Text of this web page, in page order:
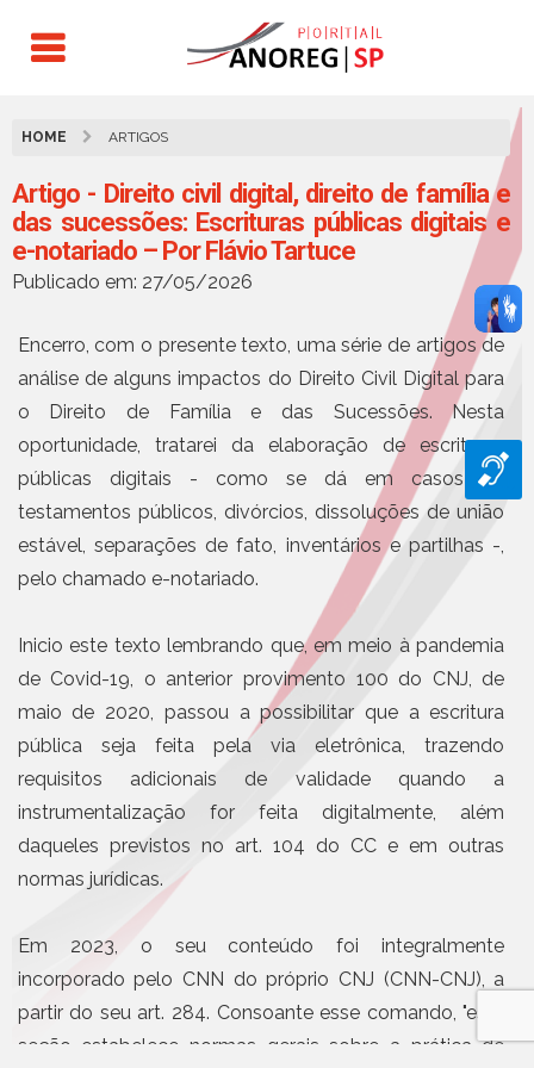
HOME ARTIGOS
Artigo - Direito civil digital, direito de família e
das sucessões: Escrituras públicas digitais e
e-notariado – Por Flávio Tartuce
Publicado em: 27/05/2026
Encerro, com o presente texto, uma série de artigos de
análise de alguns impactos do Direito Civil Digital para
o Direito de Família e das Sucessões. Nesta
oportunidade, tratarei da elaboração de escrituras
públicas digitais - como se dá em casos de
testamentos públicos, divórcios, dissoluções de união
estável, separações de fato, inventários e partilhas -,
pelo chamado e-notariado.
Inicio este texto lembrando que, em meio à pandemia
de Covid-19, o anterior provimento 100 do CNJ, de
maio de 2020, passou a possibilitar que a escritura
pública seja feita pela via eletrônica, trazendo
requisitos adicionais de validade quando a
instrumentalização for feita digitalmente, além
daqueles previstos no art. 104 do CC e em outras
normas jurídicas.
Em 2023, o seu conteúdo foi integralmente
incorporado pelo CNN do próprio CNJ (CNN-CNJ), a
partir do seu art. 284. Consoante esse comando, "esta
seção estabelece normas gerais sobre a prática de